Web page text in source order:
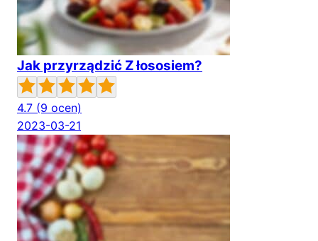
Jak przyrządzić Z łososiem?
4.7 (9 ocen)
2023-03-21